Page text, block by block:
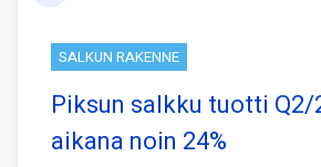
SALKUN RAKENNE
Piksun salkku tuotti Q2/
aikana noin 24%